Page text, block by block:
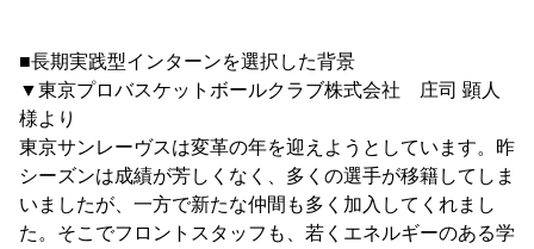
■長期実践型インターンを選択した背景
▼東京プロバスケットボールクラブ株式会社 庄司 顕人
様より
東京サンレーヴスは変革の年を迎えようとしています。昨
シーズンは成績が芳しくなく、多くの選手が移籍してしま
いましたが、一方で新たな仲間も多く加入してくれまし
た。そこでフロントスタッフも、若くエネルギーのある学